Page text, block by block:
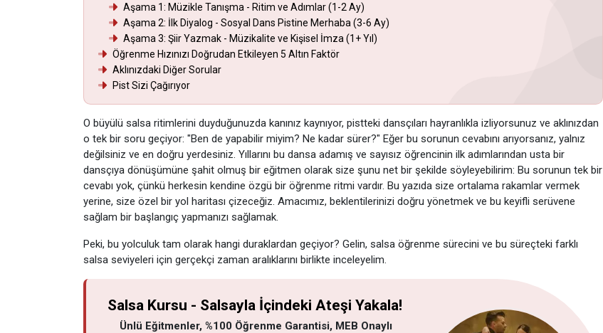
Aşama 1: Müzikle Tanışma - Ritim ve Adımlar (1-2 Ay)
Aşama 2: İlk Diyalog - Sosyal Dans Pistine Merhaba (3-6 Ay)
Aşama 3: Şiir Yazmak - Müzikalite ve Kişisel İmza (1+ Yıl)
Öğrenme Hızınızı Doğrudan Etkileyen 5 Altın Faktör
Aklınızdaki Diğer Sorular
Pist Sizi Çağırıyor
O büyülü salsa ritimlerini duyduğunuzda kanınız kaynıyor, pistteki dansçıları hayranlıkla izliyorsunuz ve aklınızdan
o tek bir soru geçiyor: "Ben de yapabilir miyim? Ne kadar sürer?" Eğer bu sorunun cevabını arıyorsanız, yalnız
değilsiniz ve en doğru yerdesiniz. Yıllarını bu dansa adamış ve sayısız öğrencinin ilk adımlarından usta bir
dansçıya dönüşümüne şahit olmuş bir eğitmen olarak size şunu net bir şekilde söyleyebilirim: Bu sorunun tek bir
cevabı yok, çünkü herkesin kendine özgü bir öğrenme ritmi vardır. Bu yazıda size ortalama rakamlar vermek
yerine, size özel bir yol haritası çizeceğiz. Amacımız, beklentilerinizi doğru yönetmek ve bu keyifli serüvene
sağlam bir başlangıç yapmanızı sağlamak.
Peki, bu yolculuk tam olarak hangi duraklardan geçiyor? Gelin, salsa öğrenme sürecini ve bu süreçteki farklı
salsa seviyeleri için gerçekçi zaman aralıklarını birlikte inceleyelim.
Salsa Kursu - Salsayla İçindeki Ateşi Yakala!
Ünlü Eğitmenler, %100 Öğrenme Garantisi, MEB Onaylı